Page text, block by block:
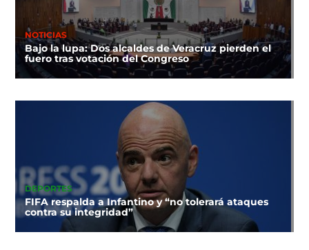
NOTICIAS
Bajo la lupa: Dos alcaldes de Veracruz pierden el
fuero tras votación del Congreso
DEPORTES
FIFA respalda a Infantino y “no tolerará ataques
contra su integridad”